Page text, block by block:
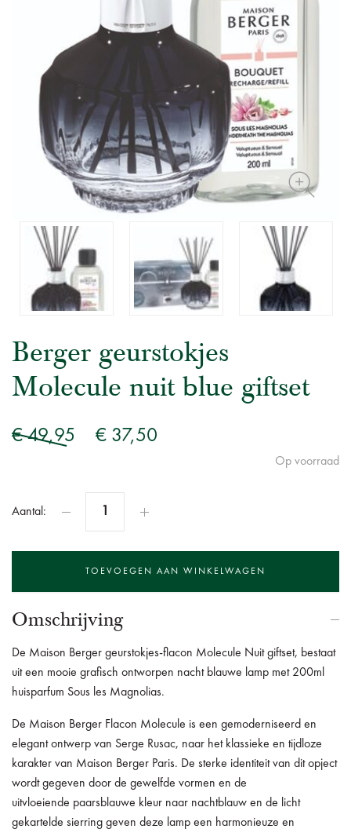
Berger geurstokjes
Molecule nuit blue giftset
€ 49,95 € 37,50
Op voorraad
Aantal:
Omschrijving
De Maison Berger geurstokjes-flacon Molecule Nuit giftset, bestaat
uit een mooie grafisch ontworpen nacht blauwe lamp met 200ml
huisparfum Sous les Magnolias.
De Maison Berger Flacon Molecule is een gemoderniseerd en
elegant ontwerp van Serge Rusac, naar het klassieke en tijdloze
karakter van Maison Berger Paris. De sterke identiteit van dit opject
wordt gegeven door de gewelfde vormen en de
uitvloeiende paarsblauwe kleur naar nachtblauw en de licht
gekartelde sierring geven deze lamp een harmonieuze en